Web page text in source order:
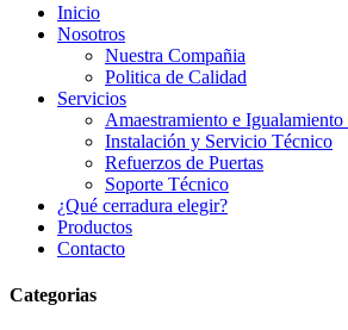
Inicio
Nosotros
Nuestra Compañia
Politica de Calidad
Servicios
Amaestramiento e
Instalación y Servicio Técnico
Refuerzos de Puertas
Soporte Técnico
¿Qué cerradura elegir?
Productos
Contacto
Categorias